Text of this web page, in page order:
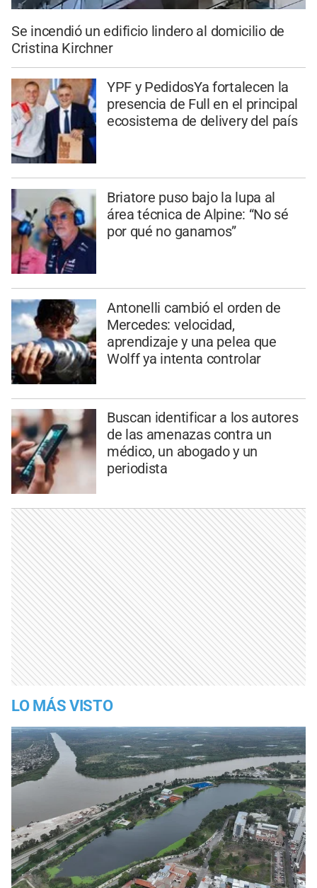
Se incendió un edificio lindero al domicilio de
Cristina Kirchner
YPF y PedidosYa fortalecen la
presencia de Full en el principal
ecosistema de delivery del país
Briatore puso bajo la lupa al
área técnica de Alpine: “No sé
por qué no ganamos”
Antonelli cambió el orden de
Mercedes: velocidad,
aprendizaje y una pelea que
Wolff ya intenta controlar
Buscan identificar a los autores
de las amenazas contra un
médico, un abogado y un
periodista
LO MÁS VISTO